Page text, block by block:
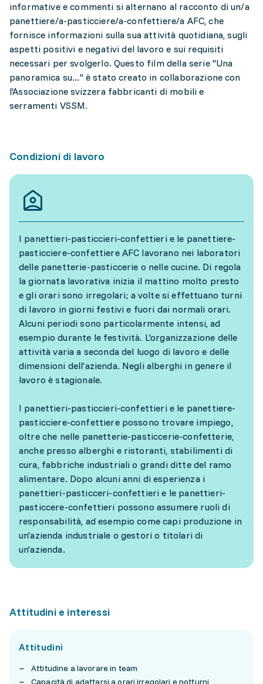
informative e commenti si alternano al racconto di un/a
panettiere/a-pasticciere/a-confettiere/a AFC, che
fornisce informazioni sulla sua attività quotidiana, sugli
aspetti positivi e negativi del lavoro e sui requisiti
necessari per svolgerlo. Questo film della serie "Una
panoramica su..." è stato creato in collaborazione con
l'Associazione svizzera fabbricanti di mobili e
serramenti VSSM.
Condizioni di lavoro
I panettieri-pasticcieri-confettieri e le panettiere-
pasticciere-confettiere AFC lavorano nei laboratori
delle panetterie-pasticcerie o nelle cucine. Di regola
la giornata lavorativa inizia il mattino molto presto
e gli orari sono irregolari; a volte si effettuano turni
di lavoro in giorni festivi e fuori dai normali orari.
Alcuni periodi sono particolarmente intensi, ad
esempio durante le festività. L'organizzazione delle
attività varia a seconda del luogo di lavoro e delle
dimensioni dell'azienda. Negli alberghi in genere il
lavoro è stagionale.
I panettieri-pasticcieri-confettieri e le panettiere-
pasticciere-confettiere possono trovare impiego,
oltre che nelle panetterie-pasticcerie-confetterie,
anche presso alberghi e ristoranti, stabilimenti di
cura, fabbriche industriali o grandi ditte del ramo
alimentare. Dopo alcuni anni di esperienza i
panettieri-pasticceri-confettieri e le panettieri-
pasticcere-confettieri possono assumere ruoli di
responsabilità, ad esempio come capi produzione in
un'azienda industriale o gestori o titolari di
un'azienda.
Attitudini e interessi
Attitudini
Attitudine a lavorare in team